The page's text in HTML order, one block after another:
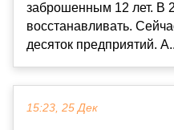
заброшенным 12 лет. В
восстанавливать.
десяток предприятий.
15:23, 25 Дек